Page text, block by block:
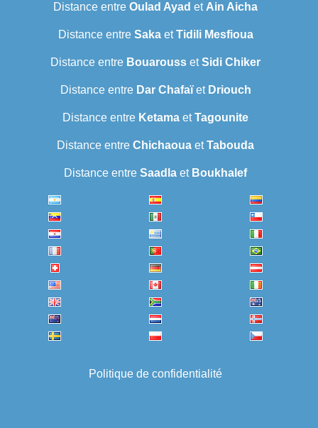
Distance entre Oulad Ayad et Ain Aicha
Distance entre SakaetTidili Mesfioua
Distance entre Bouarouss etSidi Chiker
Distance entre Dar Chafaïet Driouch
Distance entre Ketama etTagounite
Distance entre Chichaoua etTabouda
Distance entre Saadla et Boukhalef
Politique de confidentialité